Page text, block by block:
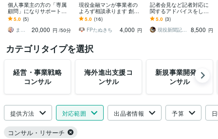
個人事業主の方の「専属
顧問」になりサポートし
ます 個人事業主も顧問を
つけられる！経営歴23年
の私が伴走します！
5.0 (5)
まつもと社長｜なんでも相談できる経営者
20,000 円 /50分
現役金融マンが事業者の
よろず相談承ります 創
業、借入計画、補助金、
事業相談など本業支援の
相談に乗ります
5.0 (16)
FPたぬきち
4,000 円
記者会見など記者対応に
関するアドバイスをしま
す 現役新聞記者が予想さ
れる質問や対応方法等を
丁寧に教えます！
5.0 (3)
現役新聞記者ライター・プレスリリース
8,500 円
カテゴリタイプを選択
経営・事業戦略
コンサル
海外進出支援コ
ンサル
新規事業開発コ
ンサル
提供方法 対応範囲 出品者情報 予算
コンサル・リサーチ